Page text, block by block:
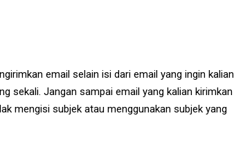
email selain isi dari email yang ingin kalian
sekali. Jangan sampai email yang kalian kirimkan
mengisi subjek atau menggunakan subjek yang